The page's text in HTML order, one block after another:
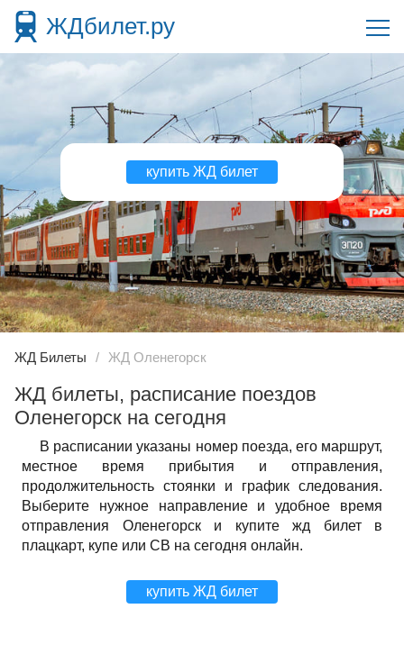
ЖДбилет.ру
купить ЖД билет
ЖД Билеты ЖД Оленегорск
ЖД билеты, расписание поездов
Оленегорск на сегодня
В расписании указаны номер поезда, его маршрут,
местное время прибытия и отправления,
продолжительность стоянки и график следования.
Выберите нужное направление и удобное время
отправления Оленегорск и купите жд билет в
плацкарт, купе или СВ на сегодня онлайн.
купить ЖД билет